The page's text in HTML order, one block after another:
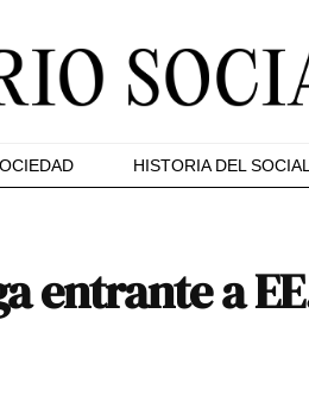
HISTORIA DEL
entrante a